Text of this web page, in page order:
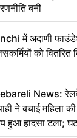
बनी
में अदाणी
को वितरित
News:
ने बचाई महिला
हुआ हादसा टला;